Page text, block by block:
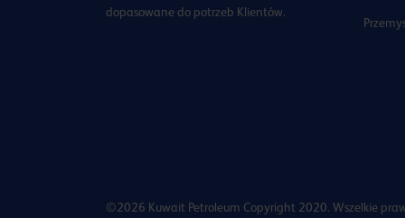
dopasowane do potrzeb Klientów.
©2026 Kuwait Petroleum Copyright 2020. Wszelkie